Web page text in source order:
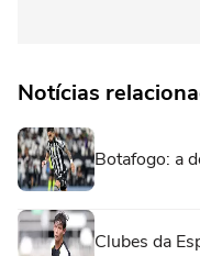
Notícias
Botafogo: a
Clubes da